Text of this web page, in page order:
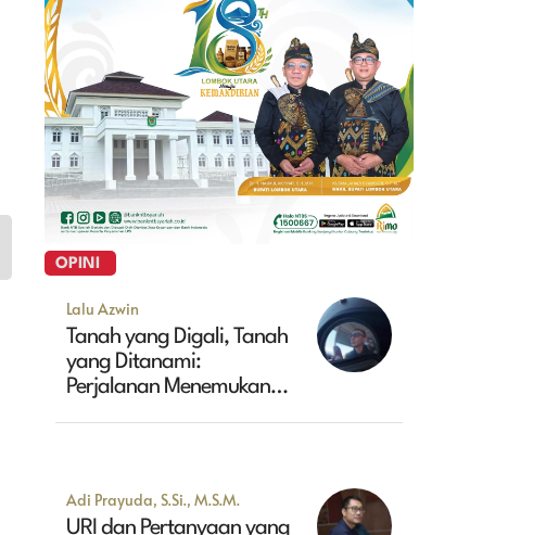
OPINI
Lalu Azwin
Tanah yang Digali, Tanah
yang Ditanami:
Perjalanan Menemukan
Adi Prayuda, S.Si., M.S.M.
URI dan Pertanyaan yang